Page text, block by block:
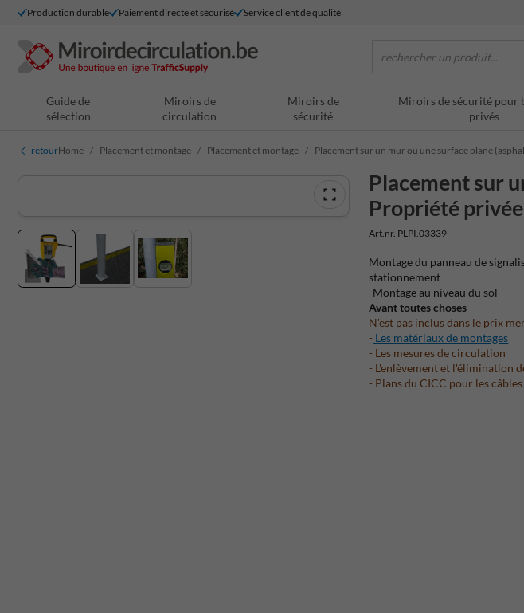
Production durable Paiement directe et sécurisé Service client de qualité
rechercher un produit...
Guide de
sélection
Miroirs de
circulation
Miroirs de
sécurité
Miroirs de sécurité pour
privés
retourHome Placement et montage Placement et montage Placement sur un mur ou une surface plane
Placement sur
Propriété privée
Art.nr. PLPI.03339
Montage du panneau de
stationnement
-Montage au niveau du sol
Avant toutes choses
N'est pas inclus dans le prix
- Les matériaux de montages
- Les mesures de circulation
- L'enlèvement et l'élimination
- Plans du CICC pour les